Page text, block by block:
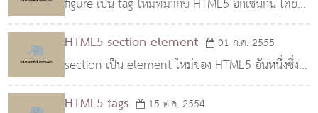
figure เป็น tag ใหม่ที่มากับ HTML5 อีกเช่นกัน โดย
ทั่วๆไปเรามักนึกว่า figure จะใช้กับรูปภาพเท่านั้น แต่
โดยความหมายของ figure ที่แท้จริงแล้วจะ
HTML5 section element 01 ก.ค. 2555
section เป็น element ใหม่ของ HTML5 อันหนึ่งซึ่ง
อาจถูกใช้อย่างผิดๆได้เสมอถ้าดูจากชื่อของมัน ความ
HTML5 tags 15 ต.ค. 2554